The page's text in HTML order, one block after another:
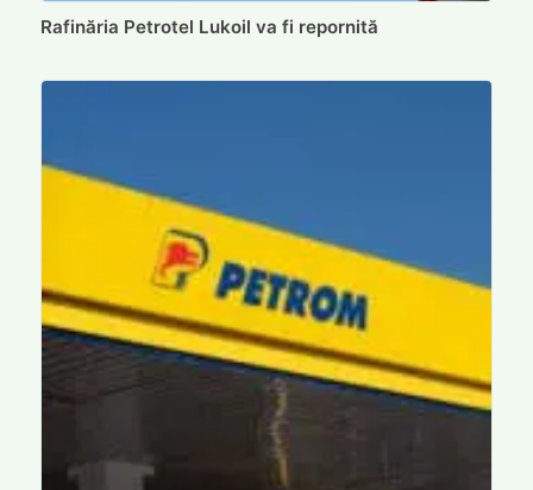
Rafinăria Petrotel Lukoil va fi repornită